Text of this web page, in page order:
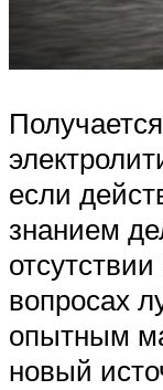
если
знанием
вопросах
опытным
новый